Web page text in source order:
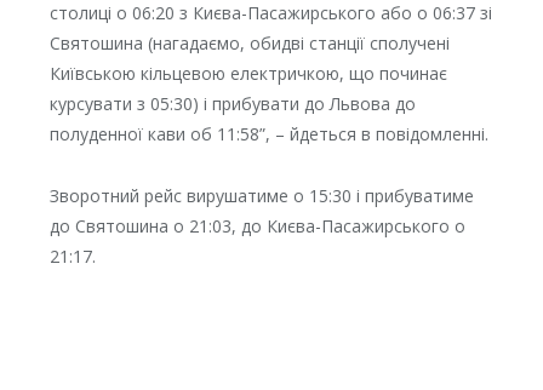
столиці о 06:20 з Києва-Пасажирського або о 06:37 зі
Святошина (нагадаємо, обидві станції сполучені
Київською кільцевою електричкою, що починає
курсувати з 05:30) і прибувати до Львова до
полуденної кави об 11:58”, – йдеться в повідомленні.
Зворотний рейс вирушатиме о 15:30 і прибуватиме
до Святошина о 21:03, до Києва-Пасажирського о
21:17.